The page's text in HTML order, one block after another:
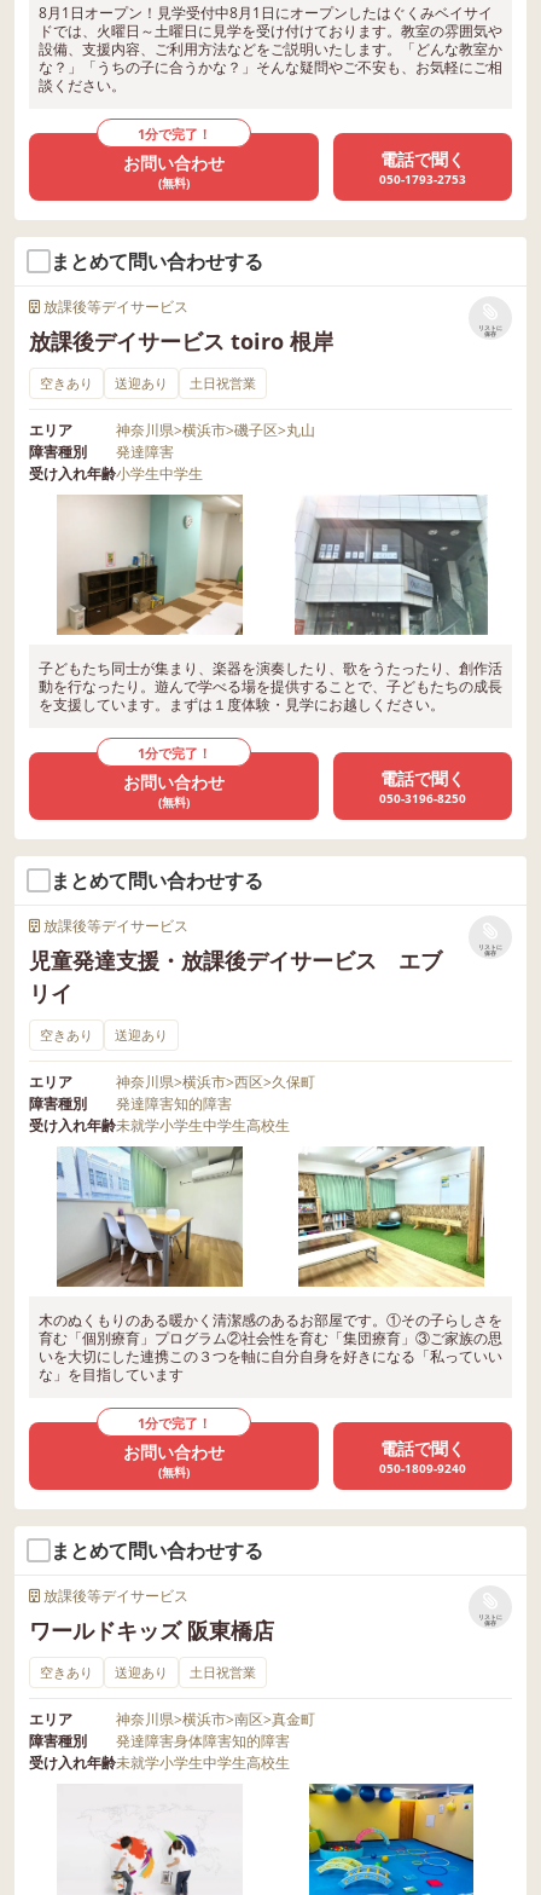
8月1日オープン！見学受付中8月1日にオープンしたはぐくみベイサイ
ドでは、火曜日～土曜日に見学を受け付けております。教室の雰囲気や
設備、支援内容、ご利用方法などをご説明いたします。「どんな教室か
な？」「うちの子に合うかな？」そんな疑問やご不安も、お気軽にご相
談ください。
1分で完了！
お問い合わせ
(無料)
電話で聞く
050-1793-2753
まとめて問い合わせする
放課後等デイサービス
放課後デイサービス toiro 根岸
リストに
保存
空きあり 送迎あり 土日祝営業
エリア 神奈川県>横浜市>磯子区>丸山
障害種別
発達障害
受け入れ年齢小学生中学生
子どもたち同士が集まり、楽器を演奏したり、歌をうたったり、創作活
動を行なったり。遊んで学べる場を提供することで、子どもたちの成長
を支援しています。まずは１度体験・見学にお越しください。
1分で完了！
お問い合わせ
(無料)
電話で聞く
050-3196-8250
まとめて問い合わせする
放課後等デイサービス
児童発達支援・放課後デイサービス エブ
リイ
リストに
保存
空きあり 送迎あり
エリア 神奈川県>横浜市>西区>久保町
障害種別
発達障害知的障害
受け入れ年齢未就学小学生中学生高校生
木のぬくもりのある暖かく清潔感のあるお部屋です。①その子らしさを
育む「個別療育」プログラム②社会性を育む「集団療育」③ご家族の思
いを大切にした連携この３つを軸に自分自身を好きになる「私っていい
な」を目指しています
1分で完了！
お問い合わせ
(無料)
電話で聞く
050-1809-9240
まとめて問い合わせする
放課後等デイサービス
ワールドキッズ 阪東橋店
リストに
保存
空きあり 送迎あり 土日祝営業
エリア 神奈川県>横浜市>南区>真金町
障害種別
発達障害身体障害知的障害
受け入れ年齢未就学小学生中学生高校生